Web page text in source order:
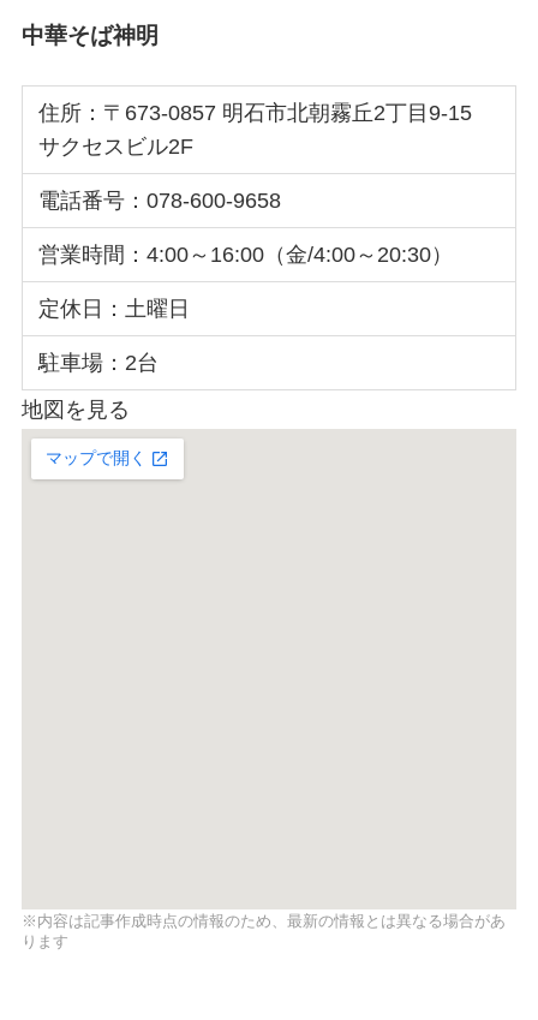
中華そば神明
住所：〒673-0857 明石市北朝霧丘2丁目9-15
サクセスビル2F
電話番号：078-600-9658
営業時間：4:00～16:00（金/4:00～20:30）
定休日：土曜日
駐車場：2台
地図を見る
※内容は記事作成時点の情報のため、最新の情報とは異なる場合があ
ります